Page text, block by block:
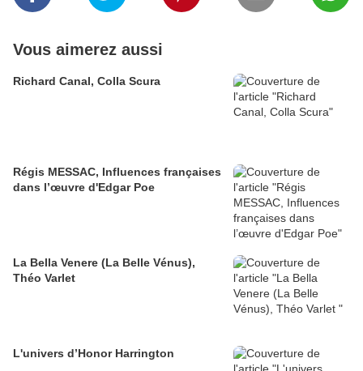
Vous aimerez aussi
Richard Canal, Colla Scura
Régis MESSAC, Influences françaises
dans l’œuvre d'Edgar Poe
La Bella Venere (La Belle Vénus),
Théo Varlet
L'univers d’Honor Harrington